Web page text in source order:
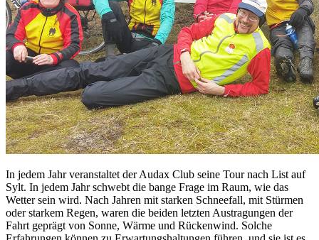
In jedem Jahr veranstaltet der Audax Club seine Tour nach List auf
Sylt. In jedem Jahr schwebt die bange Frage im Raum, wie das
Wetter sein wird. Nach Jahren mit starken Schneefall, mit Stürmen
oder starkem Regen, waren die beiden letzten Austragungen der
Fahrt geprägt von Sonne, Wärme und Rückenwind. Solche